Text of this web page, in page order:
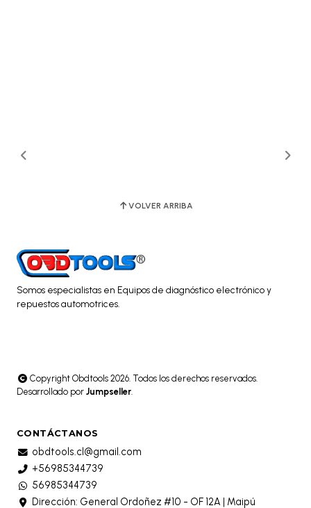
VOLVER ARRIBA
Somos especialistas en Equipos de diagnóstico electrónico y
repuestos automotrices.
Copyright Obdtools 2026. Todos los derechos reservados.
Desarrollado por Jumpseller
CONTÁCTANOS
obdtools.cl@gmail.com
+56985344739
56985344739
Dirección: General Ordoñez #10 - OF 12A | Maipú